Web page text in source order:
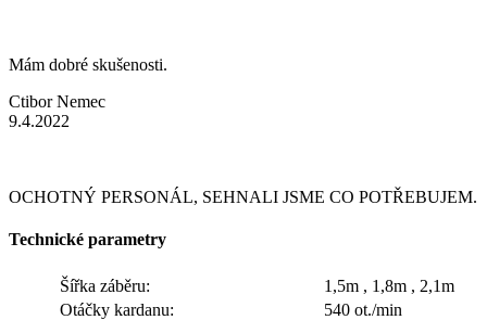
Mám dobré skušenosti.
Ctibor Nemec
9.4.2022
OCHOTNÝ PERSONÁL, SEHNALI JSME CO POTŘEBUJEM.
Technické parametry
Šířka záběru:
1,5m , 1,8m , 2,1m
Otáčky kardanu:
540 ot./min